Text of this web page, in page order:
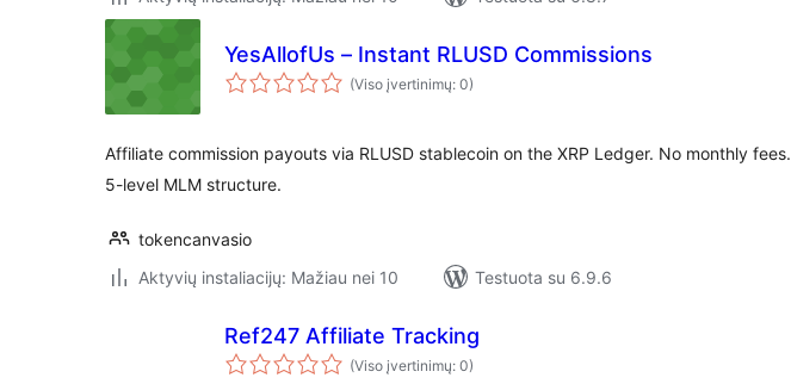
YesAllofUs – Instant RLUSD Commissions
(Viso įvertinimų: 0)
Affiliate commission payouts via RLUSD stablecoin on the XRP Ledger. No monthly fees.
5-level MLM structure.
tokencanvasio
Aktyvių instaliacijų: Mažiau nei 10
Testuota su 6.9.6
Ref247 Affiliate Tracking
(Viso įvertinimų: 0)